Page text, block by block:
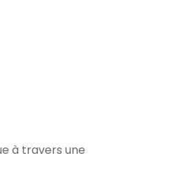
à travers une